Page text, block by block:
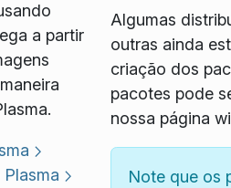
a partir
Algumas
outras ainda
criação dos
pacotes pode
nossa página
Note que os